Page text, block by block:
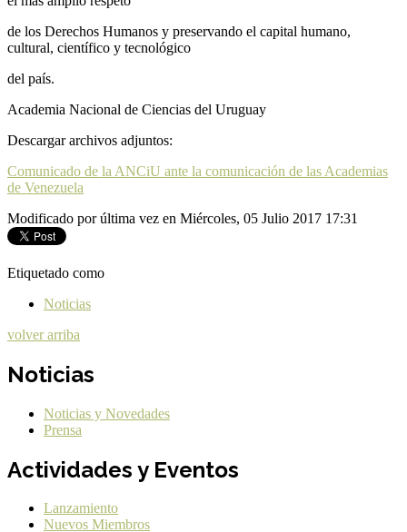
de los Derechos Humanos y preservando el capital humano,
cultural, científico y tecnológico
del país.
Academia Nacional de Ciencias del Uruguay
Descargar archivos adjuntos:
Comunicado de la ANCiU ante la comunicación de las Academias
de Venezuela
Modificado por última vez en Miércoles, 05 Julio 2017 17:31
Etiquetado como
Noticias
volver arriba
Noticias
Noticias y Novedades
Prensa
Actividades y Eventos
Lanzamiento
Nuevos Miembros